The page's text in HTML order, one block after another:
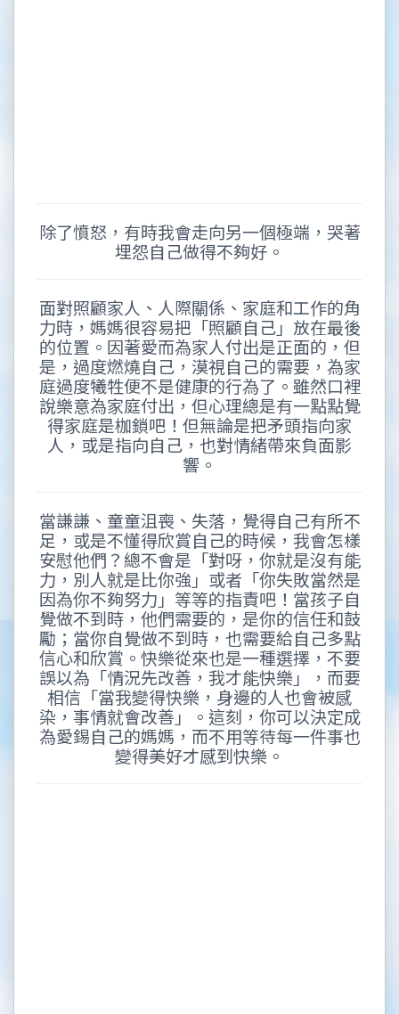
除了憤怒，有時我會走向另一個極端，哭著
埋怨自己做得不夠好。
面對照顧家人、人際關係、家庭和工作的角
力時，媽媽很容易把「照顧自己」放在最後
的位置。因著愛而為家人付出是正面的，但
是，過度燃燒自己，漠視自己的需要，為家
庭過度犧牲便不是健康的行為了。雖然口裡
說樂意為家庭付出，但心理總是有一點點覺
得家庭是枷鎖吧！但無論是把矛頭指向家
人，或是指向自己，也對情緒帶來負面影
響。
當謙謙、童童沮喪、失落，覺得自己有所不
足，或是不懂得欣賞自己的時候，我會怎樣
安慰他們？總不會是「對呀，你就是沒有能
力，別人就是比你強」或者「你失敗當然是
因為你不夠努力」等等的指責吧！當孩子自
覺做不到時，他們需要的，是你的信任和鼓
勵；當你自覺做不到時，也需要給自己多點
信心和欣賞。快樂從來也是一種選擇，不要
誤以為「情況先改善，我才能快樂」，而要
相信「當我變得快樂，身邊的人也會被感
染，事情就會改善」。這刻，你可以決定成
為愛錫自己的媽媽，而不用等待每一件事也
變得美好才感到快樂。